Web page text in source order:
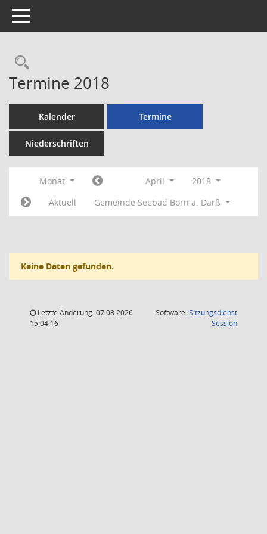
Toggle navigation
Rechercheauswahl
Termine 2018
Kalender Termine
Niederschriften
Monat April
2018
Aktuell
Gemeinde Seebad Born a. Darß
Keine Daten gefunden.
Letzte Änderung: 07.08.2026
15:04:16
Software:Sitzungsdienst
Session(Wird in